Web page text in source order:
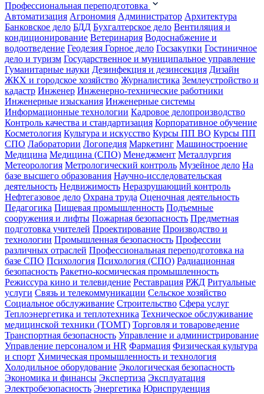
Профессиональная переподготовка
Автоматизация Агрономия Администратор Архитектура
Банковское дело БДД Бухгалтерское дело Вентиляция и
кондиционирование Ветеринария Водоснабжение и
водоотведение Геодезия Горное дело Госзакупки Гостиничное
дело и туризм Государственное и муниципальное управление
Гуманитарные науки Дезинфекция и дезинсекция Дизайн
ЖКХ и городское хозяйство Журналистика Землеустройство и
кадастр Инженер Инженерно-технические работники
Инженерные изыскания Инженерные системы
Информационные технологии Кадровое делопроизводство
Контроль качества и стандартизация Корпоративное обучение
Косметология Культура и искусство Курсы ПП ВО Курсы ПП
СПО Лаборатории Логопедия Маркетинг Машиностроение
Медицина Медицина (СПО) Менеджмент Металлургия
Метеорология Метрологический контроль Музейное дело На
базе высшего образования Научно-исследовательская
деятельность Недвижимость Неразрушающий контроль
Нефтегазовое дело Охрана труда Оценочная деятельность
Педагогика Пищевая промышленность Подъемные
сооружения и лифты Пожарная безопасность Предметная
подготовка учителей Проектирование Производство и
технологии Промышленная безопасность Профессии
различных отраслей Профессиональная переподготовка на
базе СПО Психология Психология (СПО) Радиационная
безопасность Ракетно-космическая промышленность
Режиссура кино и телевидение Реставрация РЖД Ритуальные
услуги Связь и телекоммуникации Сельское хозяйство
Социальное обслуживание Строительство Сфера услуг
Теплоэнергетика и теплотехника Техническое обслуживание
медицинской техники (ТОМТ) Торговля и товароведение
Транспортная безопасность Управление и администрирование
Управление персоналом и HR Фармация Физическая культура
и спорт Химическая промышленность и технология
Холодильное оборудование Экологическая безопасность
Экономика и финансы Экспертиза Эксплуатация
Электробезопасность Энергетика Юриспруденция